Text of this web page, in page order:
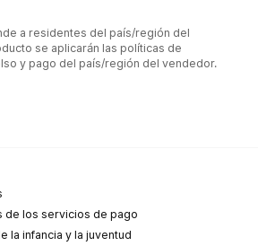
a residentes del país/región del
se aplicarán las políticas de
y pago del país/región del vendedor.
de los servicios de pago
la infancia y la juventud